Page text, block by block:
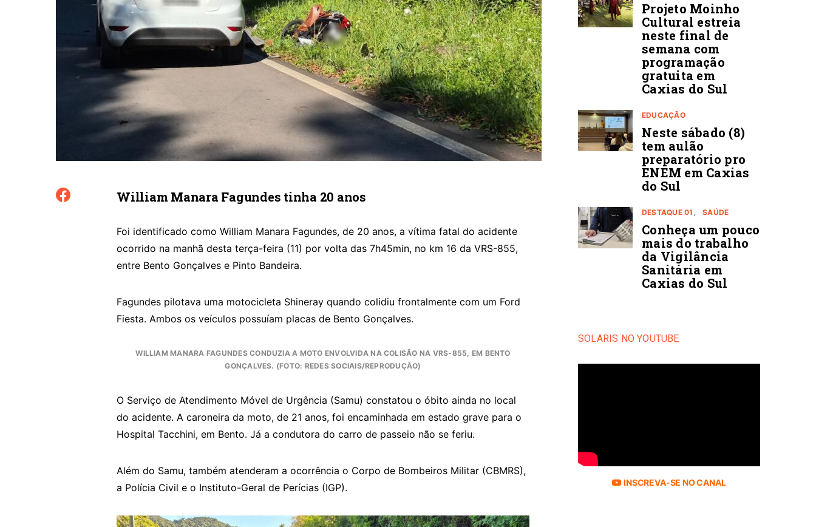
William Manara Fagundes tinha 20 anos
Foi identificado como William Manara Fagundes, de 20 anos, a vítima fatal do acidente
ocorrido na manhã desta terça-feira (11) por volta das 7h45min, no km 16 da VRS-855,
entre Bento Gonçalves e Pinto Bandeira.
Fagundes pilotava uma motocicleta Shineray quando colidiu frontalmente com um Ford
Fiesta. Ambos os veículos possuíam placas de Bento Gonçalves.
WILLIAM MANARA FAGUNDES CONDUZIA A MOTO ENVOLVIDA NA COLISÃO NA VRS-855, EM BENTO
GONÇALVES. (FOTO: REDES SOCIAIS/REPRODUÇÃO)
O Serviço de Atendimento Móvel de Urgência (Samu) constatou o óbito ainda no local
do acidente. A caroneira da moto, de 21 anos, foi encaminhada em estado grave para o
Hospital Tacchini, em Bento. Já a condutora do carro de passeio não se feriu.
Além do Samu, também atenderam a ocorrência o Corpo de Bombeiros Militar (CBMRS),
a Polícia Civil e o Instituto-Geral de Perícias (IGP).
Projeto Moinho
Cultural estreia
neste final de
semana com
programação
gratuita em
Caxias do Sul
EDUCAÇÃO
Neste sábado (8)
tem aulão
preparatório pro
ENEM em Caxias
do Sul
DESTAQUE 01 SAÚDE
Conheça um pouco
mais do trabalho
da Vigilância
Sanitária em
Caxias do Sul
SOLARIS NO YOUTUBE
INSCREVA-SE NO CANAL